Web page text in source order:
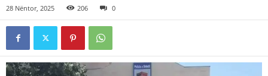
28 Nëntor, 2025 206 0